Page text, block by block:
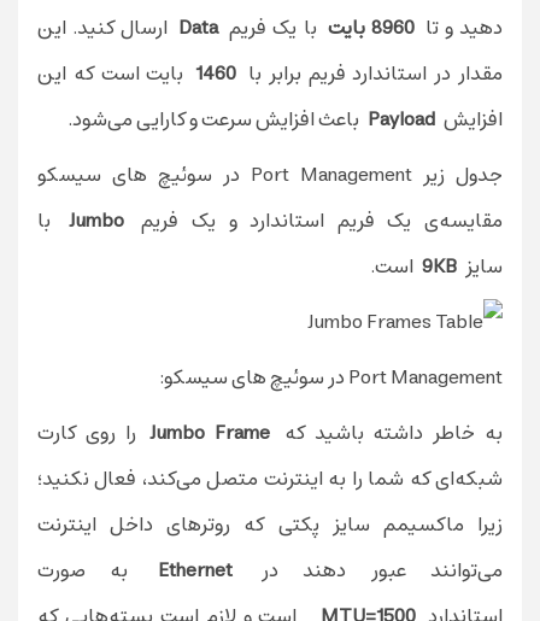
دهید و تا8960 بایت با یک فریمData ارسال کنید. این
مقدار در استاندارد فریم برابر با 1460بایت است که این
افزایش Payload باعث افزایش سرعت و کارایی می‌شود.
جدول زیر Port Management در سوئیچ های سیسکو
مقایسه‌ی یک فریم استاندارد و یک فریمJumbo
با
سایز 9KB است.
Port Management در سوئیچ های سیسکو:
به خاطر داشته باشید که
را روی کارت
شبکه‌ای که شما را به اینترنت متصل می‌کند، فعال نکنید؛
زیرا ماکسیمم سایز پکتی که روتر‌های داخل اینترنت
می‌توانند عبور دهند درEthernet به صورت